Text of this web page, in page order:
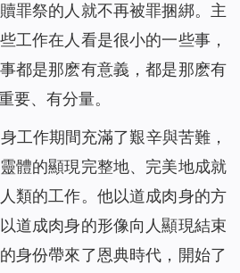
罪祭的人就不再被罪捆綁。主
工作在人看是很小的一些事，
都是那麽有意義，都是那麽有
要、有分量。
工作期間充滿了艱辛與苦難，
體的顯現完整地、完美地成就
類的工作。他以道成肉身的方
道成肉身的形像向人顯現結束
身份帶來了恩典時代，開始了